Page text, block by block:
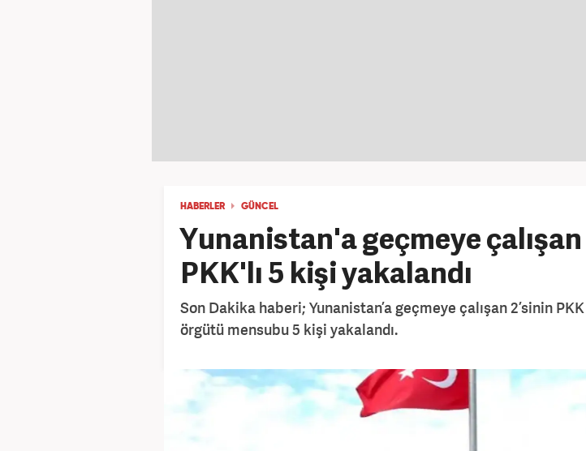
HABERLER GÜNCEL
Yunanistan'a geçmeye
PKK'lı 5 kişi yakalandı
Son Dakika haberi; Yunanistan’a geçmeye çalışan 2’sinin
örgütü mensubu 5 kişi yakalandı.